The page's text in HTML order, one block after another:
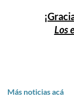
Los
Más noticias acá